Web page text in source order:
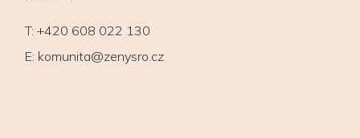
T: +420 608 022 130
E: komunita@zenysro.cz